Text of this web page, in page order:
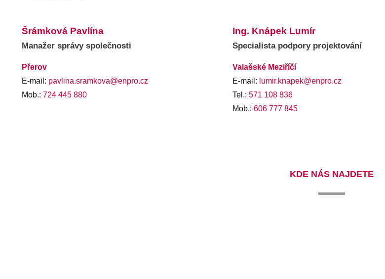
Šrámková Pavlína
Manažer správy společnosti
Přerov
E-mail: pavlina.sramkova@enpro.cz
Mob.: 724 445 880
Ing. Knápek Lumír
Specialista podpory projektování
Valašské Meziříčí
E-mail: lumir.knapek@enpro.cz
Tel.: 571 108 836
Mob.: 606 777 845
KDE NÁS NAJDETE